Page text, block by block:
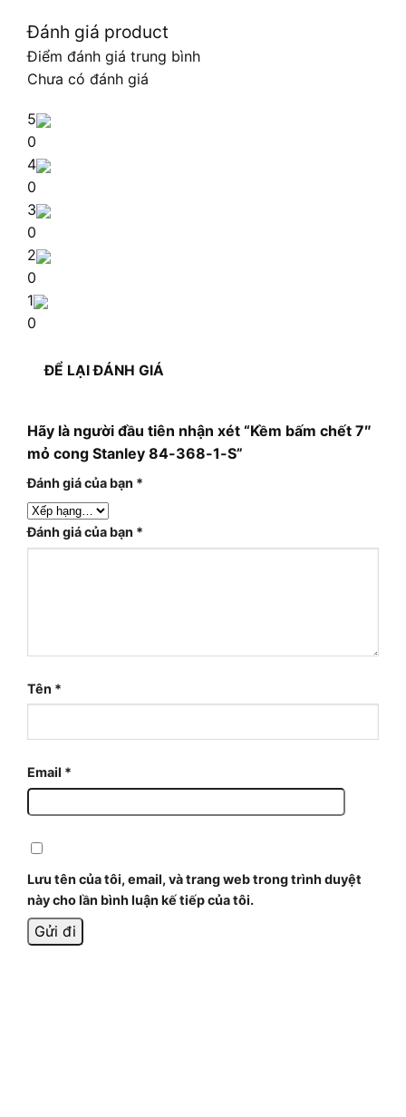
Đánh giá product
Điểm đánh giá trung bình
Chưa có đánh giá
5
0
4
0
3
0
2
0
1
0
ĐỂ LẠI ĐÁNH GIÁ
Hãy là người đầu tiên nhận xét “Kềm bấm chết 7″
mỏ cong Stanley 84-368-1-S”
Đánh giá của bạn *
Đánh giá của bạn *
Tên *
Email *
Lưu tên của tôi, email, và trang web trong trình duyệt
này cho lần bình luận kế tiếp của tôi.